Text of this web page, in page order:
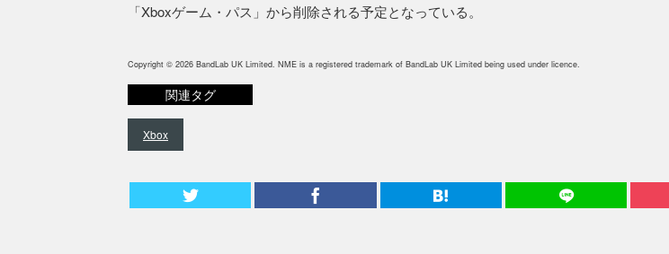
「Xboxゲーム・パス」から削除される予定となっている。
Copyright © 2026 BandLab UK Limited. NME is a registered trademark of BandLab UK Limited being used under licence.
関連タグ
Xbox